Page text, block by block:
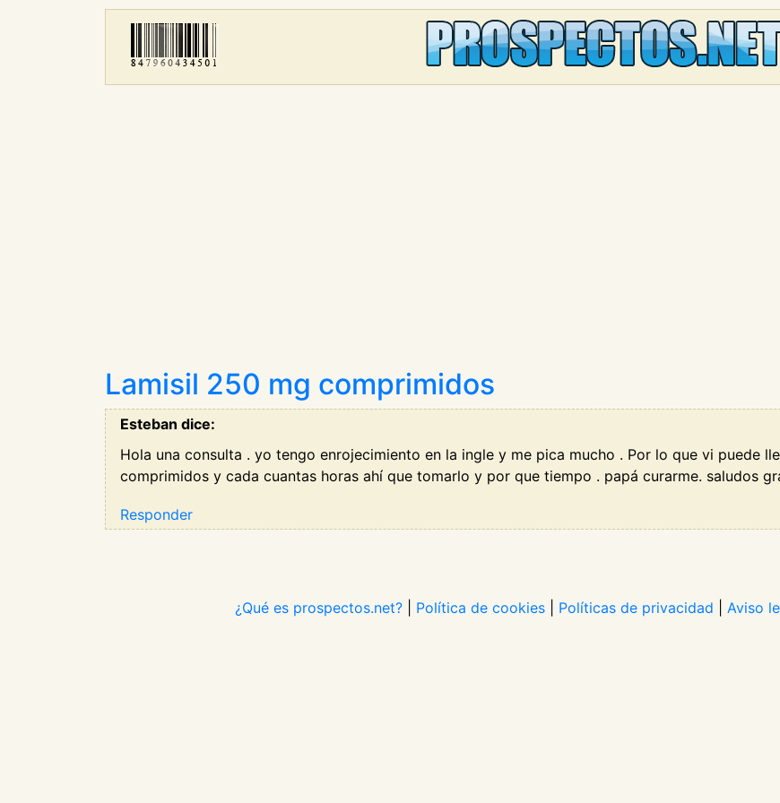
Lamisil 250 mg comprimidos
Esteban dice:
Hola una consulta . yo tengo enrojecimiento en la ingle y me pica mucho . Por lo que vi puede
comprimidos y cada cuantas horas ahí que tomarlo y por que tiempo . papá curarme. saludos
Responder
¿Qué es prospectos.net?| Política de cookies| Políticas de privacidad Aviso